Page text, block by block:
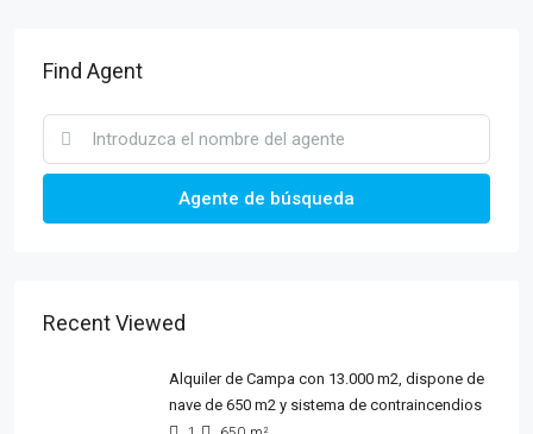
Find Agent
Agente de búsqueda
Recent Viewed
Alquiler de Campa con 13.000 m2, dispone de
nave de 650 m2 y sistema de contraincendios